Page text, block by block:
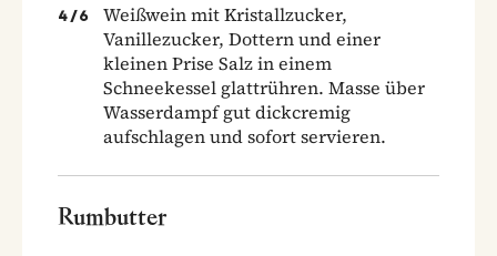
4 /6
Weißwein mit Kristallzucker,
Vanillezucker, Dottern und einer
kleinen Prise Salz in einem
Schneekessel glattrühren. Masse über
Wasserdampf gut dickcremig
aufschlagen und sofort servieren.
Rumbutter